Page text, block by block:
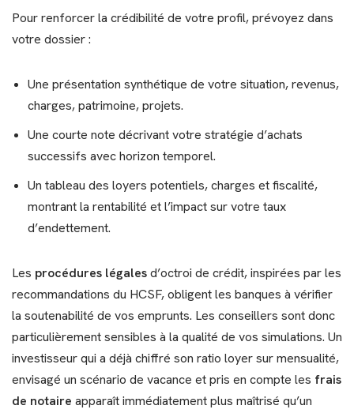
Pour renforcer la crédibilité de votre profil, prévoyez dans
votre dossier :
Une présentation synthétique de votre situation, revenus,
charges, patrimoine, projets.
Une courte note décrivant votre stratégie d’achats
successifs avec horizon temporel.
Un tableau des loyers potentiels, charges et fiscalité,
montrant la rentabilité et l’impact sur votre taux
d’endettement.
Les procédures légalesd’octroi de crédit, inspirées par les
recommandations du HCSF, obligent les banques à vérifier
la soutenabilité de vos emprunts. Les conseillers sont donc
particulièrement sensibles à la qualité de vos simulations. Un
investisseur qui a déjà chiffré son ratio loyer sur mensualité,
envisagé un scénario de vacance et pris en compte les frais
de notaire apparaît immédiatement plus maîtrisé qu’un